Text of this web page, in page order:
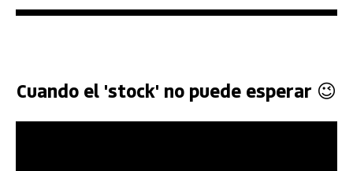
Cuando el 'stock' no puede esperar 😉